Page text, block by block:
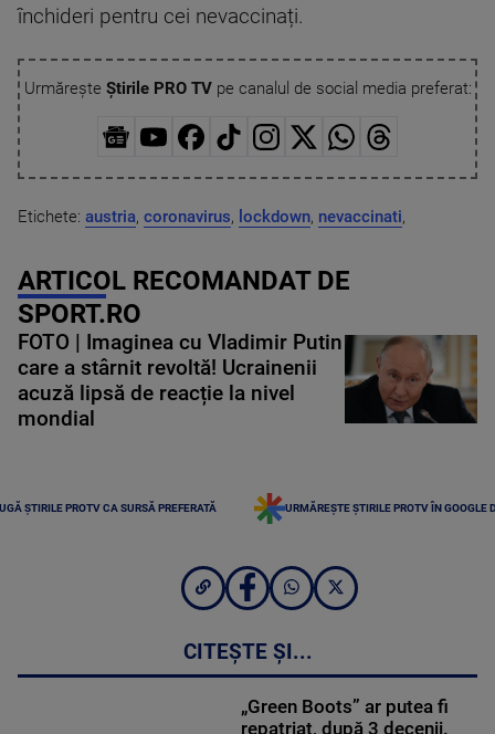
închideri pentru cei nevaccinați.
Urmărește Știrile PRO TVpe canalul de social media preferat:
Etichete: austria, coronavirus, lockdown, nevaccinati,
ARTICOL RECOMANDAT DE
SPORT.RO
FOTO | Imaginea cu Vladimir Putin
care a stârnit revoltă! Ucrainenii
acuză lipsă de reacție la nivel
mondial
ȘTIRILE PROTV CA SURSĂ PREFERATĂ URMĂREȘTE ȘTIRILE PROTV ÎN GOOGLE
CITEȘTE ȘI...
„Green Boots” ar putea fi
repatriat, după 3 decenii.